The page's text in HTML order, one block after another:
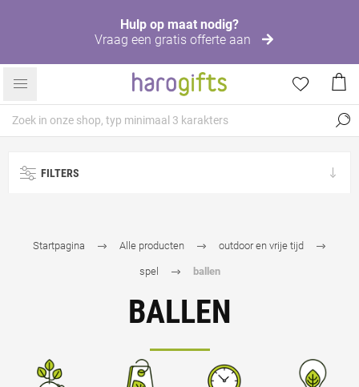
Hulp op maat nodig?
Vraag een gratis offerte aan
FILTERS
Startpagina Alle producten outdoor en vrije tijd
spel ballen
BALLEN